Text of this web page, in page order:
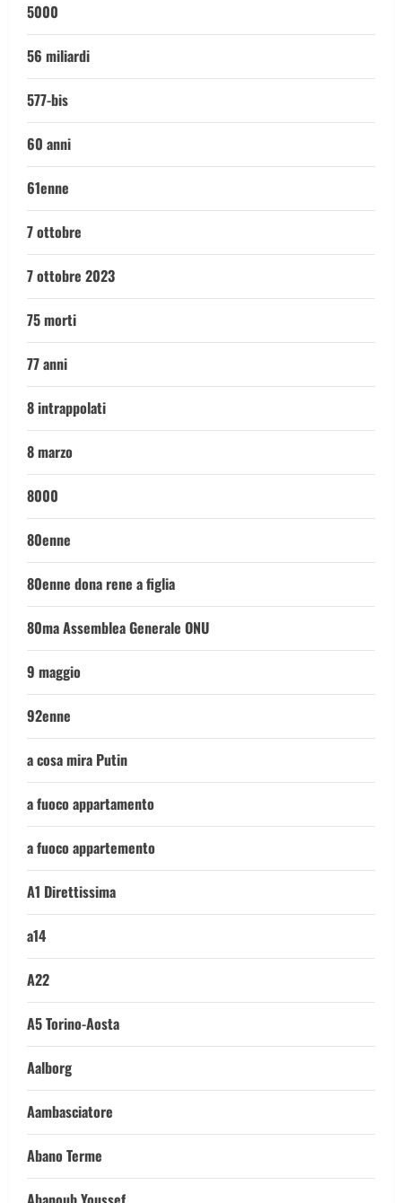
5000
56 miliardi
577-bis
60 anni
61enne
7 ottobre
7 ottobre 2023
75 morti
77 anni
8 intrappolati
8 marzo
8000
80enne
80enne dona rene a figlia
80ma Assemblea Generale ONU
9 maggio
92enne
a cosa mira Putin
a fuoco appartamento
a fuoco appartemento
A1 Direttissima
a14
A22
A5 Torino-Aosta
Aalborg
Aambasciatore
Abano Terme